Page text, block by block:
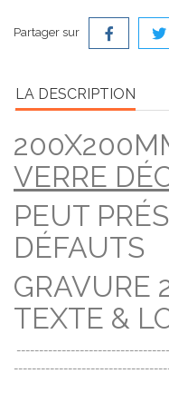
Partager sur
LA DESCRIPTION
VERRE
PEUT
DÉFAUTS
GRAVURE
TEXTE &